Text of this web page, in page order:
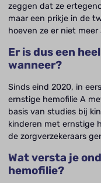
zeggen dat ze
maar een prikje in de
hoeven ze er niet
Er is dus een
wanneer?
Sinds eind 2020, in
ernstige hemofilie A
basis van studies bij
kinderen met ernstige
de zorgverzekeraars
Wat versta je
hemofilie?